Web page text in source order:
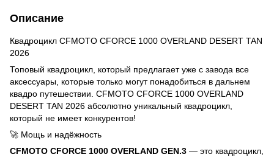
Описание
Квадроцикл CFMOTO CFORCE 1000 OVERLAND DESERT TAN
2026
Топовый квадроцикл, который предлагает уже с завода все
аксессуары, которые только могут понадобиться в дальнем
квадро путешествии. CFMOTO CFORCE 1000 OVERLAND
DESERT TAN 2026 абсолютно уникальный квадроцикл,
который не имеет конкурентов!
🚀 Мощь и надёжность
CFMOTO CFORCE 1000 OVERLAND GEN.3 — это квадроцикл,